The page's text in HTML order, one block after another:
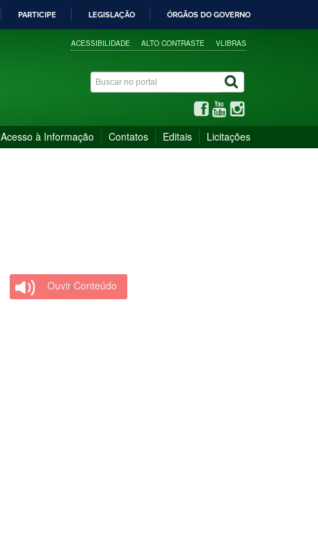
PARTICIPE LEGISLAÇÃO ÓRGÃOS DO GOVERNO
ACESSIBILIDADE ALTO CONTRASTE VLIBRAS
Acesso à Informação Contatos Editais Licitações
Ouvir Conteúdo